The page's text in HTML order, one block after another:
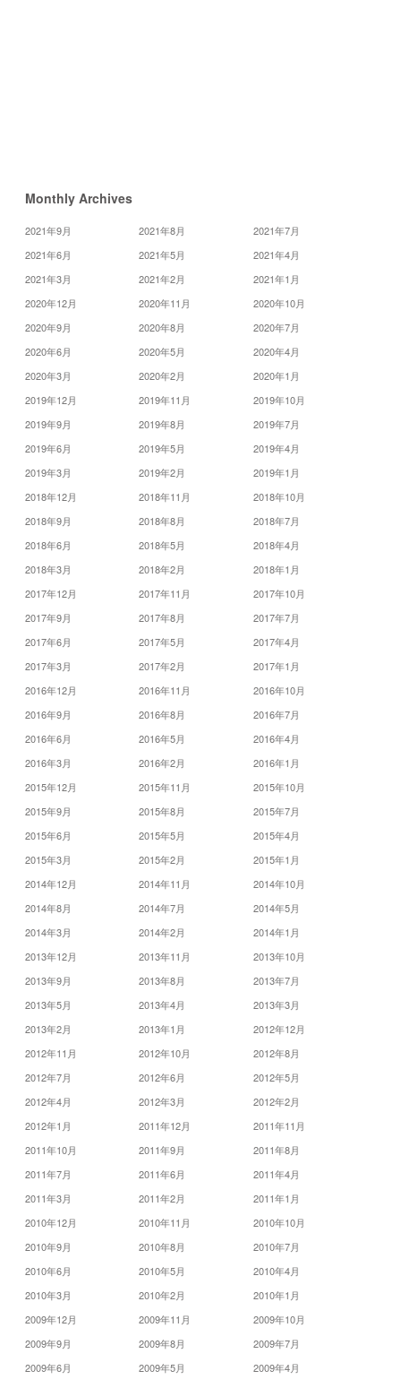
Monthly Archives
2021年9月 2021年8月
2021年7月
2021年6月
2021年5月
2021年4月
2021年3月
2021年2月
2021年1月
2020年12月
2020年11月
2020年10月
2020年9月
2020年8月
2020年7月
2020年6月
2020年5月
2020年4月
2020年3月
2020年2月
2020年1月
2019年12月
2019年11月
2019年10月
2019年9月
2019年8月
2019年7月
2019年6月
2019年5月
2019年4月
2019年3月
2019年2月
2019年1月
2018年12月
2018年11月
2018年10月
2018年9月
2018年8月
2018年7月
2018年6月
2018年5月
2018年4月
2018年3月
2018年2月
2018年1月
2017年12月
2017年11月
2017年10月
2017年9月
2017年8月
2017年7月
2017年6月
2017年5月
2017年4月
2017年3月
2017年2月
2017年1月
2016年12月
2016年11月
2016年10月
2016年9月
2016年8月
2016年7月
2016年6月
2016年5月
2016年4月
2016年3月
2016年2月
2016年1月
2015年12月
2015年11月
2015年10月
2015年9月
2015年8月
2015年7月
2015年6月
2015年5月
2015年4月
2015年3月
2015年2月
2015年1月
2014年12月
2014年11月
2014年10月
2014年8月
2014年7月
2014年5月
2014年3月
2014年2月
2014年1月
2013年12月
2013年11月
2013年10月
2013年9月
2013年8月
2013年7月
2013年5月
2013年4月
2013年3月
2013年2月
2013年1月
2012年12月
2012年11月
2012年10月
2012年8月
2012年7月
2012年6月
2012年5月
2012年4月
2012年3月
2012年2月
2012年1月
2011年12月
2011年11月
2011年10月
2011年9月
2011年8月
2011年7月
2011年6月
2011年4月
2011年3月
2011年2月
2011年1月
2010年12月
2010年11月
2010年10月
2010年9月
2010年8月
2010年7月
2010年6月
2010年5月
2010年4月
2010年3月
2010年2月
2010年1月
2009年12月
2009年11月
2009年10月
2009年9月
2009年8月
2009年7月
2009年6月
2009年5月
2009年4月